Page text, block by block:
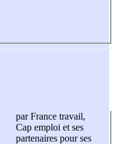
par France travail,
Cap emploi et ses
partenaires pour ses